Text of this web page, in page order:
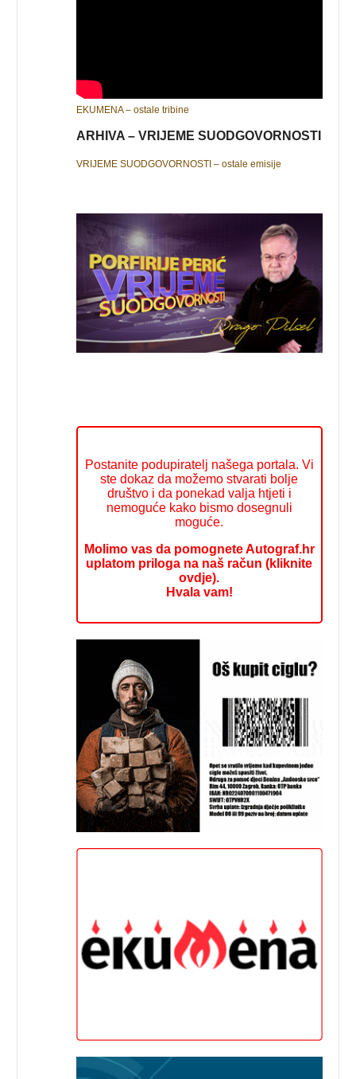
EKUMENA – ostale tribine
ARHIVA – VRIJEME SUODGOVORNOSTI
VRIJEME SUODGOVORNOSTI – ostale emisije
Postanite podupiratelj našega portala. Vi
ste dokaz da možemo stvarati bolje
društvo i da ponekad valja htjeti i
nemoguće kako bismo dosegnuli
moguće.
Molimo vas da pomognete Autograf.hr
uplatom priloga na naš račun (kliknite
ovdje).
Hvala vam!